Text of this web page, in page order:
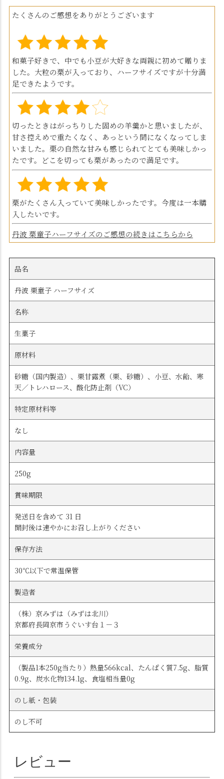
たくさんのご感想をありがとうございます
和菓子好きで、中でも小豆が大好きな両親に初めて贈りま
した。大粒の栗が入っており、ハーフサイズですが十分満
足できたようです。
切ったときはがっちりした固めの羊羹かと思いましたが、
甘さ控えめで重たくなく、あっという間になくなってしま
いました。栗の自然な甘みも感じられてとても美味しかっ
たです。どこを切っても栗があったので満足です。
栗がたくさん入っていて美味しかったです。今度は一本購
入したいです。
丹波 栗童子ハーフサイズのご感想の続きはこちらから
品名
丹波 栗童子 ハーフサイズ
名称
生菓子
原材料
砂糖（国内製造）、栗甘露煮（栗、砂糖）、小豆、水飴、寒
天／トレハロース、酸化防止剤（VC）
特定原材料等
なし
内容量
250g
賞味期限
発送日を含めて 31 日
開封後は速やかにお召し上がりください
保存方法
30℃以下で常温保管
製造者
（株）京みずは（みずは北川）
京都府長岡京市うぐいす台１－３
栄養成分
（製品1本250g当たり）熱量566kcal、たんぱく質7.5g、脂質
0.9g、炭水化物134.1g、食塩相当量0g
のし紙・包装
のし不可
レビュー